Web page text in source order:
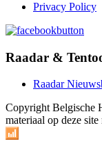
Privacy Policy
Raadar &
Raadar
Copyright Belgische
materiaal op deze